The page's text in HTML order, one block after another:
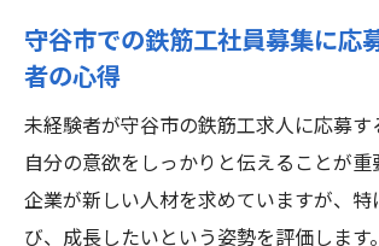
守谷市での鉄筋工社員募集に応
者の心得
未経験者が守谷市の鉄筋工求人に応募
自分の意欲をしっかりと伝えることが重
企業が新しい人材を求めていますが、
び、成長したいという姿勢を評価します